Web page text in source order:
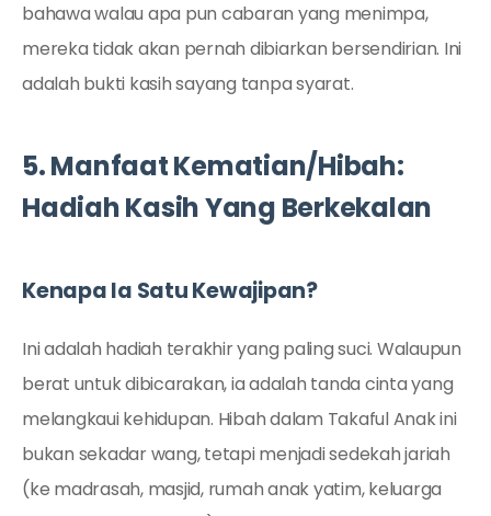
bahawa walau apa pun cabaran yang menimpa,
mereka tidak akan pernah dibiarkan bersendirian. Ini
adalah bukti kasih sayang tanpa syarat.
5. Manfaat Kematian/Hibah:
Hadiah Kasih Yang Berkekalan
Kenapa Ia Satu Kewajipan?
Ini adalah hadiah terakhir yang paling suci. Walaupun
berat untuk dibicarakan, ia adalah tanda cinta yang
melangkaui kehidupan. Hibah dalam Takaful Anak ini
bukan sekadar wang, tetapi menjadi sedekah jariah
(ke madrasah, masjid, rumah anak yatim, keluarga